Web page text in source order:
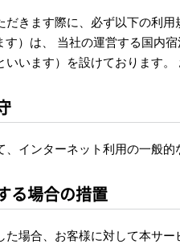
きます際に、必ず以下の利用
）は、 当社の運営する国内
います）を設けております
インターネット利用の一般
る場合の措置
場合、お客様に対して本サー